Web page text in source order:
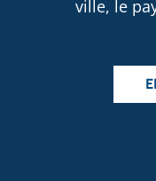
ville, le